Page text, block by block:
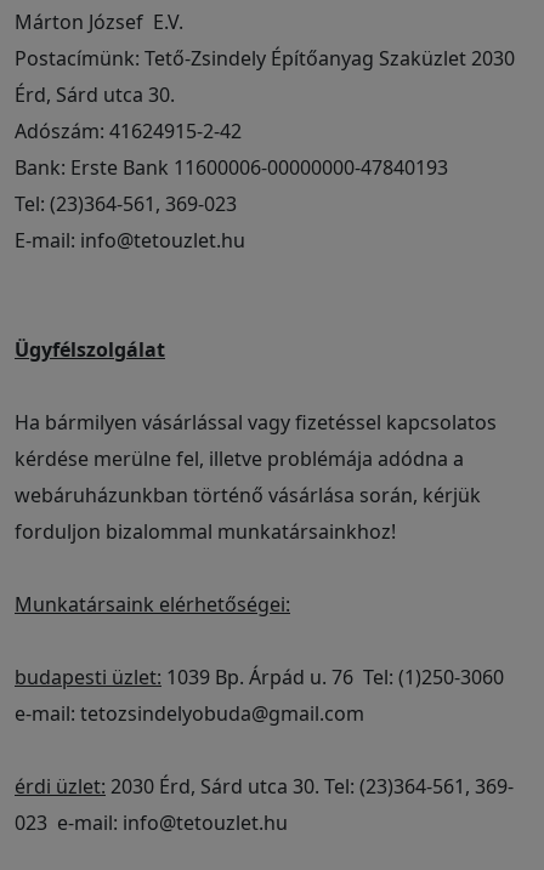
Márton József E.V.
Postacímünk: Tető-Zsindely Építőanyag Szaküzlet 2030
Érd, Sárd utca 30.
Adószám: 41624915-2-42
Bank: Erste Bank 11600006-00000000-47840193
Tel: (23)364-561, 369-023
E-mail: info@tetouzlet.hu
Ügyfélszolgálat
Ha bármilyen vásárlással vagy fizetéssel kapcsolatos
kérdése merülne fel, illetve problémája adódna a
webáruházunkban történő vásárlása során, kérjük
forduljon bizalommal munkatársainkhoz!
Munkatársaink elérhetőségei:
budapesti üzlet: 1039 Bp. Árpád u. 76 Tel: (1)250-3060
e-mail: tetozsindelyobuda@gmail.com
érdi üzlet: 2030 Érd, Sárd utca 30. Tel: (23)364-561, 369-
023 e-mail: info@tetouzlet.hu